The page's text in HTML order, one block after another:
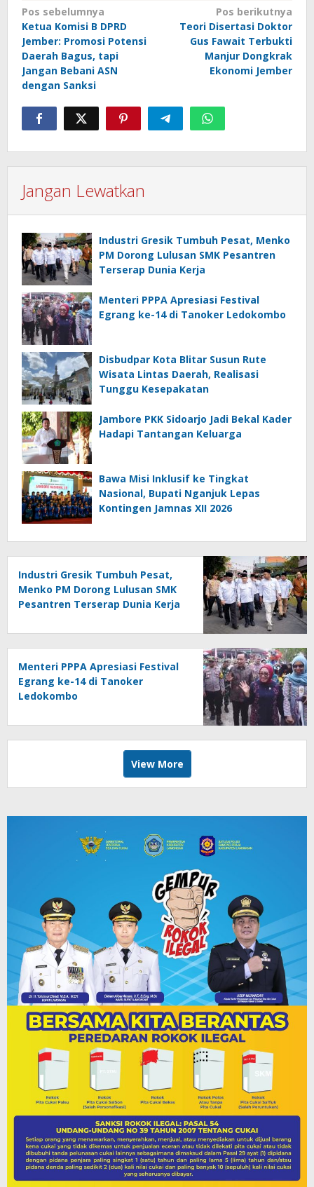
Navigasi
pos
Pos sebelumnya
Ketua Komisi B DPRD
Jember: Promosi Potensi
Daerah Bagus, tapi
Jangan Bebani ASN
dengan Sanksi
Pos berikutnya
Teori Disertasi Doktor
Gus Fawait Terbukti
Manjur Dongkrak
Ekonomi Jember
Jangan Lewatkan
Industri Gresik Tumbuh Pesat, Menko
PM Dorong Lulusan SMK Pesantren
Terserap Dunia Kerja
Menteri PPPA Apresiasi Festival
Egrang ke-14 di Tanoker Ledokombo
Disbudpar Kota Blitar Susun Rute
Wisata Lintas Daerah, Realisasi
Tunggu Kesepakatan
Jambore PKK Sidoarjo Jadi Bekal Kader
Hadapi Tantangan Keluarga
Bawa Misi Inklusif ke Tingkat
Nasional, Bupati Nganjuk Lepas
Kontingen Jamnas XII 2026
Industri Gresik Tumbuh Pesat,
Menko PM Dorong Lulusan SMK
Pesantren Terserap Dunia Kerja
Menteri PPPA Apresiasi Festival
Egrang ke-14 di Tanoker
Ledokombo
View More